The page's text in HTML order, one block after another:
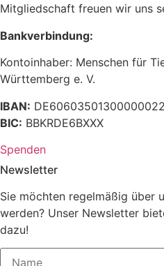
Mitgliedschaft freuen wir uns
Bankverbindung:
Kontoinhaber: Menschen für
Württemberg e. V.
IBAN:
BIC: BBKRDE6BXXX
Spenden
Newsletter
Sie möchten regelmäßig über
werden? Unser Newsletter
dazu!